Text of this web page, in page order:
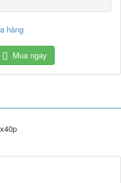
hàng
Mua ngay